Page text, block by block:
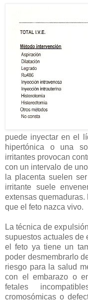
puede inyectar en el
hipertónica o una
irritantes provocan
con un intervalo de
la placenta suelen
irritante suele
extensas
que el feto nazca vivo.
La técnica de
supuestos actuales de
el feto ya tiene un
poder desmembrarlo
riesgo para la salud
con el embarazo o
fetales
cromosómicas o